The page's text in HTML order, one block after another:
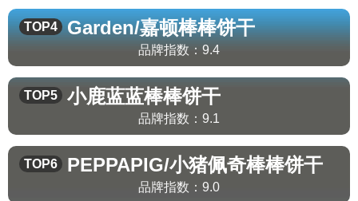
TOP4 Garden/嘉顿棒棒饼干
品牌指数： 9.4
TOP5 小鹿蓝蓝棒棒饼干
品牌指数： 9.1
TOP6 PEPPAPIG/小猪佩奇棒棒饼干
品牌指数： 9.0